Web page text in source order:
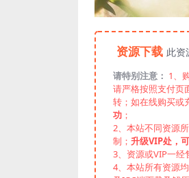
资源下载 此资
请特别注意： 1、
请严格按照支付页
转；如在线购买或
功 ；
2、本站不同资源
制； 升级VIP处，
3、资源或VIP一经
4、本站所有资源